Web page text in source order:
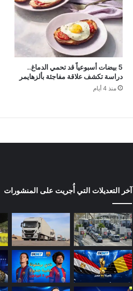
5 بيضات أسبوعياً قد تحمي الدماغ..
دراسة تكشف علاقة مفاجئة بألزهايمر
منذ 4 أيام
آخر التعديلات التي أُجريت على المنشورات